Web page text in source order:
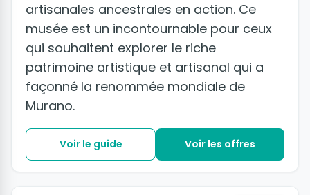
artisanales ancestrales en action. Ce
musée est un incontournable pour ceux
qui souhaitent explorer le riche
patrimoine artistique et artisanal qui a
façonné la renommée mondiale de
Murano.
Voir le guide Voir les offres